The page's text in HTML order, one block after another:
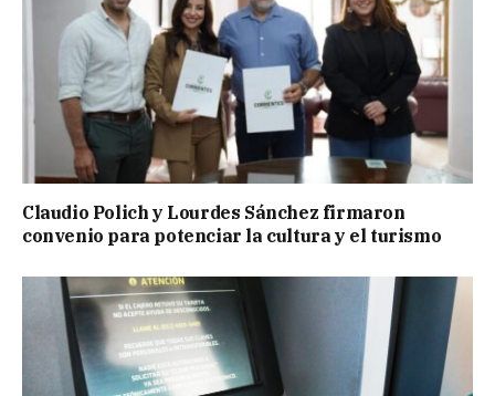
Claudio Polich y Lourdes Sánchez firmaron
convenio para potenciar la cultura y el turismo